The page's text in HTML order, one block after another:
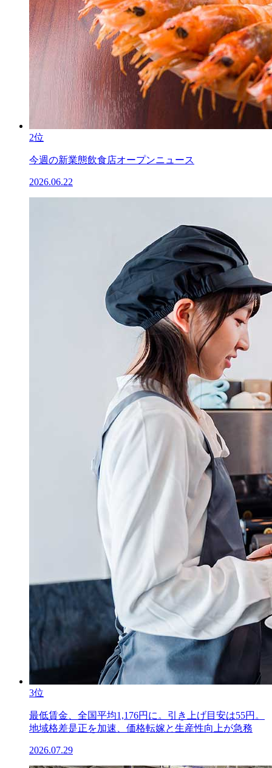
2位
今週の新業態飲食店オープンニュース
2026.06.22
3位
最低賃金、全国平均1,176円に。引き上げ目安は55円。
地域格差是正を加速、価格転嫁と生産性向上が急務
2026.07.29